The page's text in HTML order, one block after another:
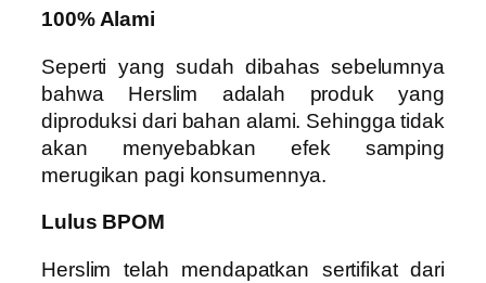
100% Alami
Seperti yang sudah dibahas sebelumnya
bahwa Herslim adalah produk yang
diproduksi dari bahan alami. Sehingga tidak
akan menyebabkan efek samping
merugikan pagi konsumennya.
Lulus BPOM
Herslim telah mendapatkan sertifikat dari